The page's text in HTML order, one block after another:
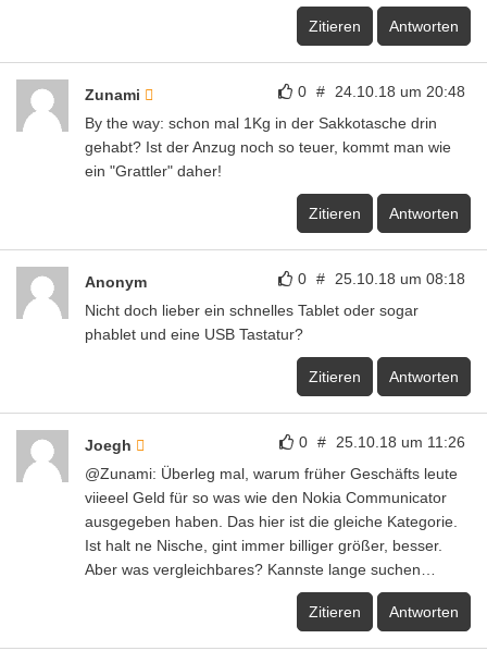
Zitieren Antworten
0 # 24.10.18 um 20:48
Zunami
By the way: schon mal 1Kg in der Sakkotasche drin
gehabt? Ist der Anzug noch so teuer, kommt man wie
ein "Grattler" daher!
Zitieren Antworten
0 # 25.10.18 um 08:18
Anonym
Nicht doch lieber ein schnelles Tablet oder sogar
phablet und eine USB Tastatur?
Zitieren Antworten
0 # 25.10.18 um 11:26
Joegh
@Zunami: Überleg mal, warum früher Geschäfts leute
viieeel Geld für so was wie den Nokia Communicator
ausgegeben haben. Das hier ist die gleiche Kategorie.
Ist halt ne Nische, gint immer billiger größer, besser.
Aber was vergleichbares? Kannste lange suchen…
Zitieren Antworten